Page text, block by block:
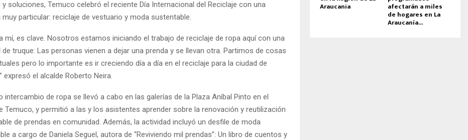
soluciones, Temuco celebró el reciente Día Internacional del Reciclaje con una
particular: reciclaje de vestuario y moda sustentable.
mí, es clave. Nosotros estamos iniciando el trabajo de reciclaje de ropa aquí con una
de truque: Las personas vienen a dejar una prenda y se llevan otra. Partimos de cosas
pero lo importante es ir creciendo día a día en el reciclaje para la ciudad de
expresó el alcalde Roberto Neira.
intercambio de ropa se llevó a cabo en las galerías de la Plaza Aníbal Pinto en el
Temuco, y permitió a las y los asistentes aprender sobre la renovación y reutilización
de prendas en comunidad. Además, la actividad incluyó un desfile de moda
a cargo de Daniela Seguel, autora de “Reviviendo mil prendas”: Un libro de cuentos y
Araucania afectarán a miles
de hogares en La
Araucanía...